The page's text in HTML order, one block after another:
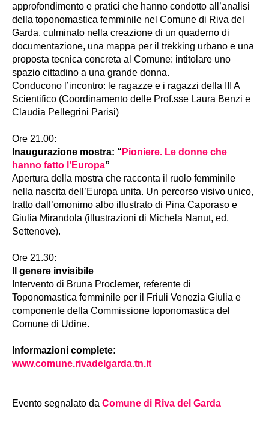
approfondimento e pratici che hanno condotto all’analisi
della toponomastica femminile nel Comune di Riva del
Garda, culminato nella creazione di un quaderno di
documentazione, una mappa per il trekking urbano e una
proposta tecnica concreta al Comune: intitolare uno
spazio cittadino a una grande donna.
Conducono l’incontro: le ragazze e i ragazzi della III A
Scientifico (Coordinamento delle Prof.sse Laura Benzi e
Claudia Pellegrini Parisi)
Ore 21.00:
Inaugurazione mostra: “ Pioniere. Le donne che
hanno fatto l’Europa”
Apertura della mostra che racconta il ruolo femminile
nella nascita dell’Europa unita. Un percorso visivo unico,
tratto dall’omonimo albo illustrato di Pina Caporaso e
Giulia Mirandola (illustrazioni di Michela Nanut, ed.
Settenove).
Ore 21.30:
Il genere invisibile
Intervento di Bruna Proclemer, referente di
Toponomastica femminile per il Friuli Venezia Giulia e
componente della Commissione toponomastica del
Comune di Udine.
Informazioni complete:
www.comune.rivadelgarda.tn.it
Evento segnalato da Comune di Riva del Garda